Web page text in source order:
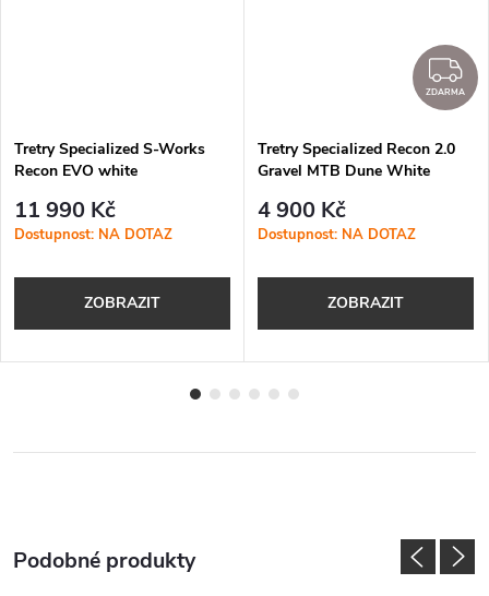
Tretry Specialized S-Works
Recon EVO white
11 990 Kč
Dostupnost: NA DOTAZ
ZOBRAZIT
ZDARMA
Tretry Specialized Recon 2.0
Gravel MTB Dune White
4 900 Kč
Dostupnost: NA DOTAZ
ZOBRAZIT